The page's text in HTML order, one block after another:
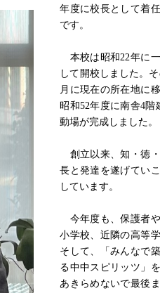
年度に校長として着
です。
本校は昭和 22年に
して開校しました。
月に現在の所在地に
昭和52年度に南舎4階
動場が完成しました。
創立以来、知・徳
長と発達を遂げてい
しています。
今年度も、保護者
小学校、近隣の高等
そして、「みんなで
る中中スピリッツ」
あきらめないで最後